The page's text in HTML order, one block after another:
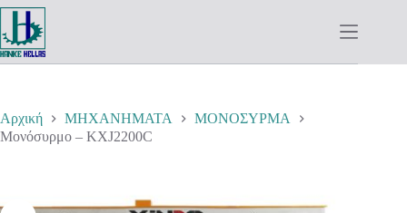
Μετάβαση
στο
περιεχόμενο
Αρχική ΜΗΧΑΝΗΜΑΤΑ
ΜΟΝΟΣΥΡΜΑ
Μονόσυρμο – KXJ2200C